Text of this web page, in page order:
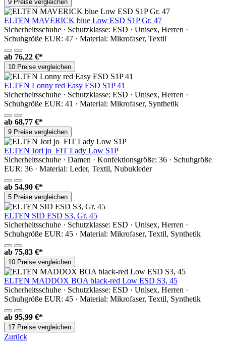
9 Preise vergleichen
ELTEN MAVERICK blue Low ESD S1P Gr. 47
Sicherheitsschuhe · Schutzklasse: ESD · Unisex, Herren ·
Schuhgröße EUR: 47 · Material: Mikrofaser, Textil
ab 76,22 €*
10 Preise vergleichen
ELTEN Lonny red Easy ESD S1P 41
Sicherheitsschuhe · Schutzklasse: ESD · Unisex, Herren ·
Schuhgröße EUR: 41 · Material: Mikrofaser, Synthetik
ab 68,77 €*
9 Preise vergleichen
ELTEN Jori jo_FIT Lady Low S1P
Sicherheitsschuhe · Damen · Konfektionsgröße: 36 · Schuhgröße
EUR: 36 · Material: Leder, Textil, Nubukleder
ab 54,90 €*
5 Preise vergleichen
ELTEN SID ESD S3, Gr. 45
Sicherheitsschuhe · Schutzklasse: ESD · Unisex, Herren ·
Schuhgröße EUR: 45 · Material: Mikrofaser, Textil, Synthetik
ab 75,83 €*
10 Preise vergleichen
ELTEN MADDOX BOA black-red Low ESD S3, 45
Sicherheitsschuhe · Schutzklasse: ESD · Unisex, Herren ·
Schuhgröße EUR: 45 · Material: Mikrofaser, Textil, Synthetik
ab 95,99 €*
17 Preise vergleichen
Zurück